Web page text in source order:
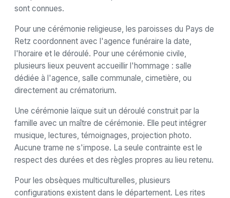
sont connues.
Pour une cérémonie religieuse, les paroisses du Pays de
Retz coordonnent avec l'agence funéraire la date,
l'horaire et le déroulé. Pour une cérémonie civile,
plusieurs lieux peuvent accueillir l'hommage : salle
dédiée à l'agence, salle communale, cimetière, ou
directement au crématorium.
Une cérémonie laïque suit un déroulé construit par la
famille avec un maître de cérémonie. Elle peut intégrer
musique, lectures, témoignages, projection photo.
Aucune trame ne s'impose. La seule contrainte est le
respect des durées et des règles propres au lieu retenu.
Pour les obsèques multiculturelles, plusieurs
configurations existent dans le département. Les rites